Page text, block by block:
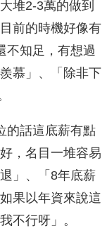
堆2-3萬的做到
前的時機好像有
不知足，有想過
慕」、「除非下
的話這底薪有點
，名目一堆容易
」、「8年底薪
果以年資來說這
不行呀」。